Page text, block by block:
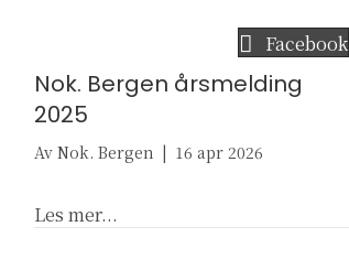
Facebook
Nok. Bergen årsmelding
2025
Av Nok. Bergen | 16 apr 2026
Les mer...